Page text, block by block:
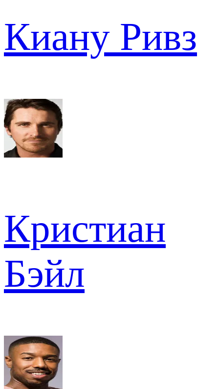
Киану Ривз
Кристиан
Бэйл